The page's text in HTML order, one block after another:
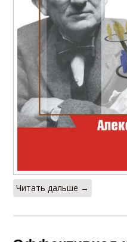
Читать дальше →